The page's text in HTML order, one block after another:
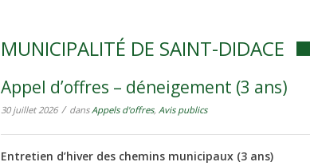
MUNICIPALITÉ DE SAINT-DIDACE
Appel d’offres – déneigement (3 ans)
30 juillet 2026 / dansAppels d'offres, Avis publics
Entretien d’hiver des chemins municipaux (3 ans)